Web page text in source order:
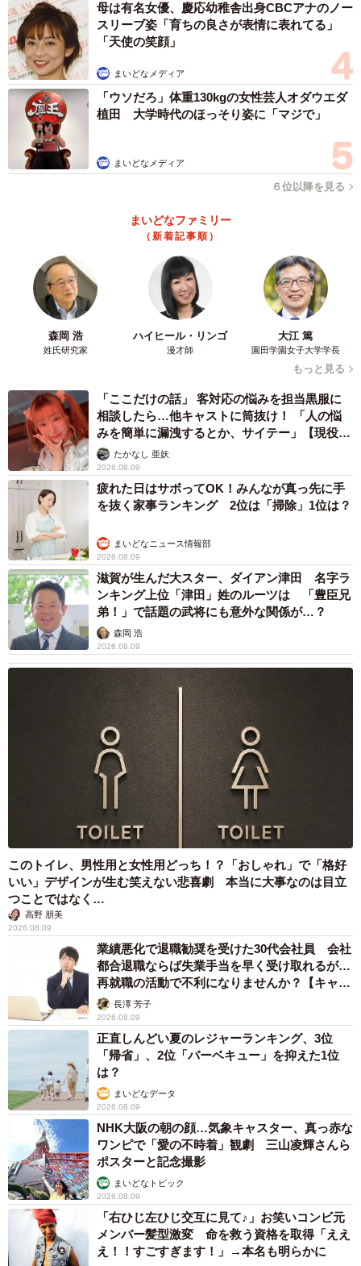
をしてしまいました。エマ子」って（笑）
「ちょうど昼休みにメールを開いてみたらコレだったの
で、思わず笑って午前の疲れが吹っ飛んでいきました
（笑）」
――キャットタワーに逃げ込んだあと、エマちゃんはどう
なりましたか。
3/4
ネコランドさんが帰ってから慰めようとしたが・・・（提供写真）
――あはは。この日、ネコランドさんが帰宅されたときの
エマちゃんの様子は？
「悪びれる様子もなくソファーでくつろいでましたね。座
椅子は立てかけて干されてました」
――お気に入りの座椅子･･･においが気になりそう。
「実はしょっちゅうレイに座椅子をやられているから慣れ
――兄猫のレイくん（ノルウェージャンフォレストキャッ
ト・3歳2カ月の男の子）がお漏らしの常習犯とは･･･今後は
エマちゃんにも気を付けてくださいね（苦笑）。
母は有名女優、慶応幼稚舎出身CBCアナのノー
スリーブ姿「育ちの良さが表情に表れてる」
「天使の笑顔」
まいどなメディア
「ウソだろ」体重130kgの女性芸人オダウエダ
植田 大学時代のほっそり姿に「マジで」
まいどなメディア
６位以降を見る
まいどなファミリー
（新着記事順）
森岡 浩
姓氏研究家
ハイヒール・リンゴ
漫才師
大江 篤
園田学園女子大学学長
もっと見る
「ここだけの話」 客対応の悩みを担当黒服に
相談したら…他キャストに筒抜け！ 「人の悩
みを簡単に漏洩するとか、サイテー」【現役キ
ャストに取材】
たかなし 亜妖
2026.08.09
疲れた日はサボってOK！みんなが真っ先に手
を抜く家事ランキング 2位は「掃除」1位は？
まいどなニュース情報部
2026.08.09
滋賀が生んだ大スター、ダイアン津田 名字ラ
ンキング上位「津田」姓のルーツは 「豊臣兄
弟！」で話題の武将にも意外な関係が…？
森岡 浩
2026.08.09
このトイレ、男性用と女性用どっち！？「おしゃれ」で「格好
いい」デザインが生む笑えない悲喜劇 本当に大事なのは目立
つことではなく…
高野 朋美
2026.08.09
業績悪化で退職勧奨を受けた30代会社員 会社
都合退職ならば失業手当を早く受け取れるが…
再就職の活動で不利になりませんか？【キャリ
アカウンセラーが解説】
長澤 芳子
2026.08.09
正直しんどい夏のレジャーランキング、3位
「帰省」、2位「バーベキュー」を抑えた1位
は？
まいどなデータ
2026.08.09
NHK大阪の朝の顔…気象キャスター、真っ赤な
ワンピで「愛の不時着」観劇 三山凌輝さんら
ポスターと記念撮影
まいどなトピック
2026.08.09
「右ひじ左ひじ交互に見て♪」お笑いコンビ元
メンバー髪型激変 命を救う資格を取得「ええ
え！！すごすぎます！」→本名も明らかに